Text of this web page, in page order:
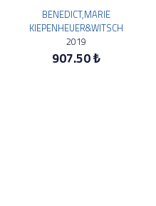
BENEDICT,MARIE
KIEPENHEUER&WITSCH
2019
907.50 ₺